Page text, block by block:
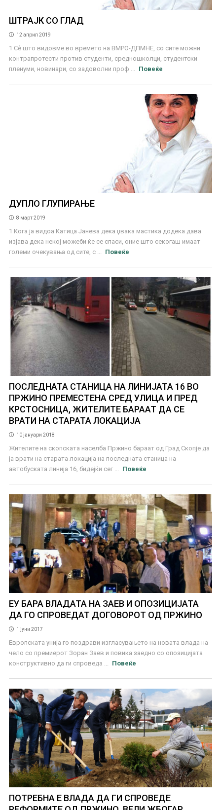
ШТРАЈК СО ГЛАД
12 април 2019
1 Сѐ што видовме во времето на ВМРО-ДПМНЕ, со сите можни
контрапротести против студенти, средношколци, студентски
пленуми, новинари, со задоволни проф ...
Повеќе
ДУПЛО ГЛУПИРАЊЕ
8 март 2019
1 Кога ја видоа Катица Јанева дека џвака мастика додека дава
изјава дека некој можеби ќе се спаси, оние што секогаш имаат
големи очекувања од сите, с ...
Повеќе
ПОСЛЕДНАТА СТАНИЦА НА ЛИНИЈАТА 16 ВО
ПРЖИНО ПРЕМЕСТЕНА СРЕД УЛИЦА И ПРЕД
КРСТОСНИЦА, ЖИТЕЛИТЕ БАРААТ ДА СЕ
ВРАТИ НА СТАРАТА ЛОКАЦИЈА
10 јануари 2018
Жителите на скопската населба Пржино бараат од Град Скопје да
ја врати на старата локација на последната станица на
автобуската линија 16, бидејќи сег ...
Повеќе
ЕУ БАРА ВЛАДАТА НА ЗАЕВ И ОПОЗИЦИЈАТА
ДА ГО СПРОВЕДАТ ДОГОВОРОТ ОД ПРЖИНО
1 јуни 2017
Европската унија го поздрави изгласувањето на новата влада на
чело со премиерот Зоран Заев и повика заедно со опозицијата
конструктивно да ги спроведа ...
Повеќе
ПОТРЕБНА Е ВЛАДА ДА ГИ СПРОВЕДЕ